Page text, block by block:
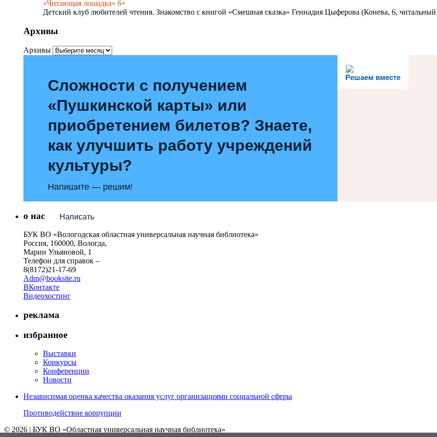
«Читающая лошадка» 6+
Детский клуб любителей чтения. Знакомство с книгой «Смешная сказка» Геннадия Цыферова (Конева, 6, читальный
Архивы
Архивы
Решаем вместе
Сложности с получением
«Пушкинской карты» или
приобретением билетов? Знаете,
как улучшить работу учреждений
культуры?
Напишите — решим!
Написать
о нас
БУК ВО «Вологодская областная универсальная научная библиотека»
Россия, 160000, Вологда,
Марии Ульяновой, 1
Телефон для справок –
8(8172)21-17-69
Adm@booksite.ru
ВКонтакте
Видеохостинг
реклама
избранное
Выставки
Конкурсы
Конференции
Новости
Независимая оценка качества оказания услуг организациями социальной сферы
Противодействие коррупции
© 2026 | БУК ВО «Областная универсальная научная библиотека»